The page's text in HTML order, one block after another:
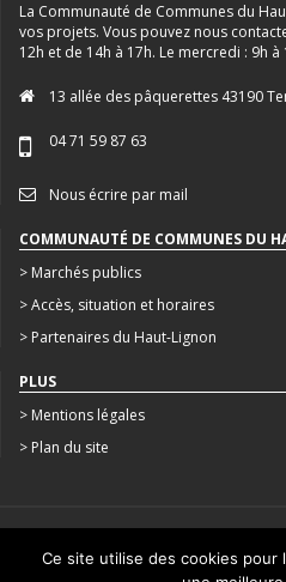
La Communauté de Communes du
vos projets. Vous pouvez nous
12h et de 14h à 17h. Le mercredi : 9h à
13 allée des pâquerettes 43190
04 71 59 87 63
Nous écrire par mail
COMMUNAUTÉ DE COMMUNES DU
> Marchés publics
> Accès, situation et horaires
> Partenaires du Haut-Lignon
PLUS
> Mentions légales
> Plan du site
CRÉATION :
Ce site utilise des cookies